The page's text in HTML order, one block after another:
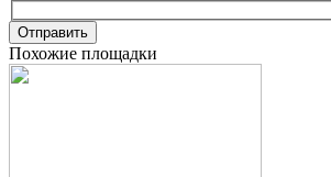
Отправить
Похожие площадки